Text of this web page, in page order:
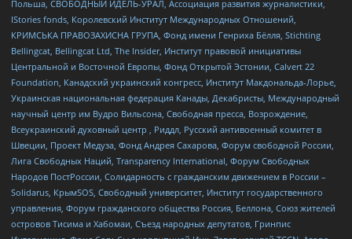
Польша, СВОБОДНЫЙ ИДЕЛЬ-УРАЛ, Ассоциация развития журналистики,
IStories fonds, Королевский Институт Международных Отношений,
КРИМСЬКА ПРАВОЗАХИСНА ГРУПА, Фонд имени Генриха Бёлля, Stichting
Bellingcat, Bellingcat Ltd, The Insider, Институт правовой инициативы
Центральной и Восточной Европы, Фонд Открытой Эстонии, Calvert 22
Foundation, Канадский украинский конгресс, Институт Макдональда-Лорье,
Украинская национальная федерация Канады, Декабристы, Международный
научный центр им Вудро Вильсона, Свободная пресса, Возрождение,
Всеукраинский духовный центр , Риддл, Русский антивоенный комитет в
Швеции, Проект Медуза, Фонд Андрея Сахарова, Форум свободной России,
Лига Свободных Наций, Transparеncy International, Форум Свободных
Народов ПостРоссии, Солидарность с гражданским движением в России –
Solidarus, КрымSOS, Свободный университет, Институт государственного
управления, Форум гражданского общества Россия, Беллона, Союз жителей
островов Тисима и Хабомаи, Съезд народных депутатов, Гринпис